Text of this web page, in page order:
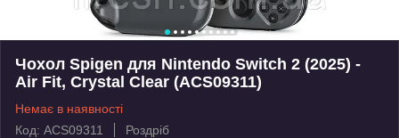
Чохол Spigen для Nintendo Switch 2 (2025) -
Air Fit, Crystal Clear (ACS09311)
Немає в наявності
Код: ACS09311
Роздріб